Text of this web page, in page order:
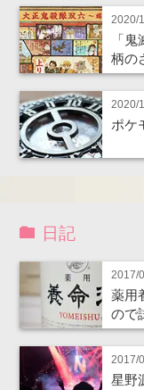
2020/
「
柄の
2020/
ポケ
日記
2017/
薬用
ので
2017/
星野